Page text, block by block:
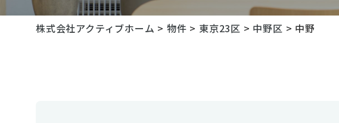
株式会社アクティブホーム >物件 > 東京23区 > 中野区 > 中野